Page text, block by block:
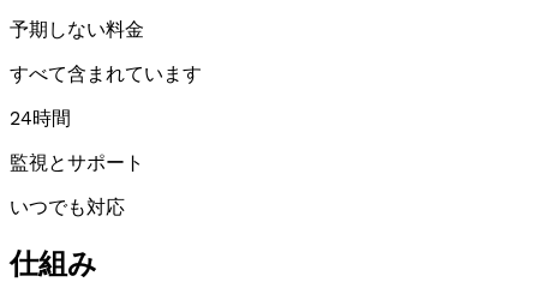
予期しない料金
すべて含まれています
24時間
監視とサポート
いつでも対応
仕組み